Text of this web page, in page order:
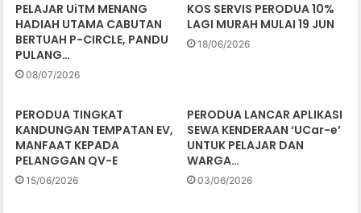
PELAJAR UiTM MENANG
HADIAH UTAMA CABUTAN
BERTUAH P-CIRCLE, PANDU
PULANG…
08/07/2026
KOS SERVIS PERODUA 10%
LAGI MURAH MULAI 19 JUN
18/06/2026
PERODUA TINGKAT
KANDUNGAN TEMPATAN EV,
MANFAAT KEPADA
PELANGGAN QV-E
15/06/2026
PERODUA LANCAR APLIKASI
SEWA KENDERAAN ‘UCar-e’
UNTUK PELAJAR DAN
WARGA…
03/06/2026